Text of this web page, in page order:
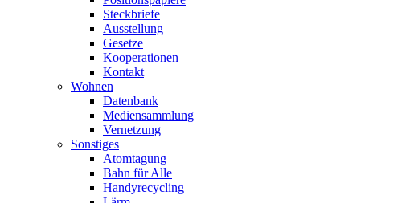
Steckbriefe
Ausstellung
Gesetze
Kooperationen
Kontakt
Wohnen
Datenbank
Mediensammlung
Vernetzung
Sonstiges
Atomtagung
Bahn für Alle
Handyrecycling